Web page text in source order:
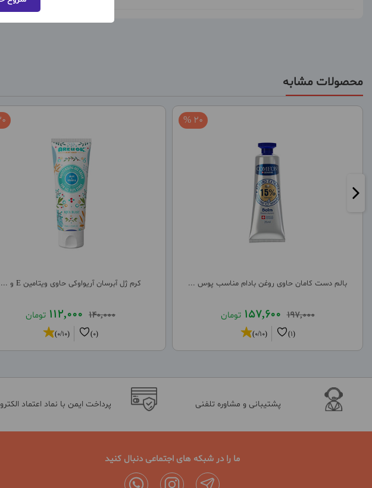
محصولات مشابه
کرم ژل آبرسان آریواوکی حاوی ویتامین E و ...
140,000
112,000 تومان
%
(0)
(0/10)
بالم دست کامان حاوی روغن بادام مناسب پوس ...
197,000
157,600 تومان
20 %
(1)
(0/10)
پشتیبانی و مشاوره تلفنی پرداخت ایمن با نماد اعتماد
ما را در شبکه های اجتماعی دنبال کنید